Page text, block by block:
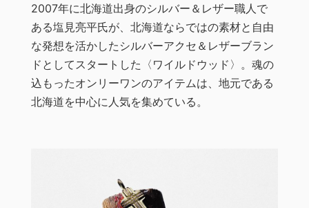
2007年に北海道出身のシルバー＆レザー職人で
ある塩見亮平氏が、北海道ならではの素材と自由
な発想を活かしたシルバーアクセ＆レザーブラン
ドとしてスタートした〈ワイルドウッド〉。魂の
込もったオンリーワンのアイテムは、地元である
北海道を中心に人気を集めている。